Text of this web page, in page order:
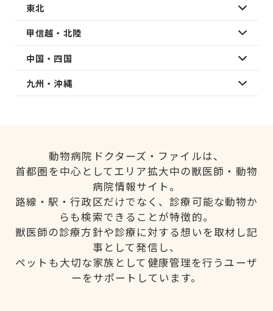
東北
甲信越・北陸
中国・四国
九州・沖縄
動物病院ドクターズ・ファイルは、
首都圏を中心としてエリア拡大中の獣医師・動物
病院情報サイト。
路線・駅・行政区だけでなく、診療可能な動物か
らも検索できることが特徴的。
獣医師の診療方針や診療に対する想いを取材し記
事として発信し、
ペットも大切な家族として健康管理を行うユーザ
ーをサポートしています。